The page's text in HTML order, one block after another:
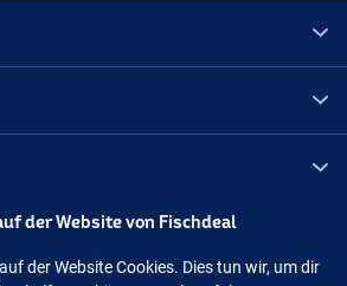
der Website von Fischdeal
der Website Cookies. Dies tun wir, um dir